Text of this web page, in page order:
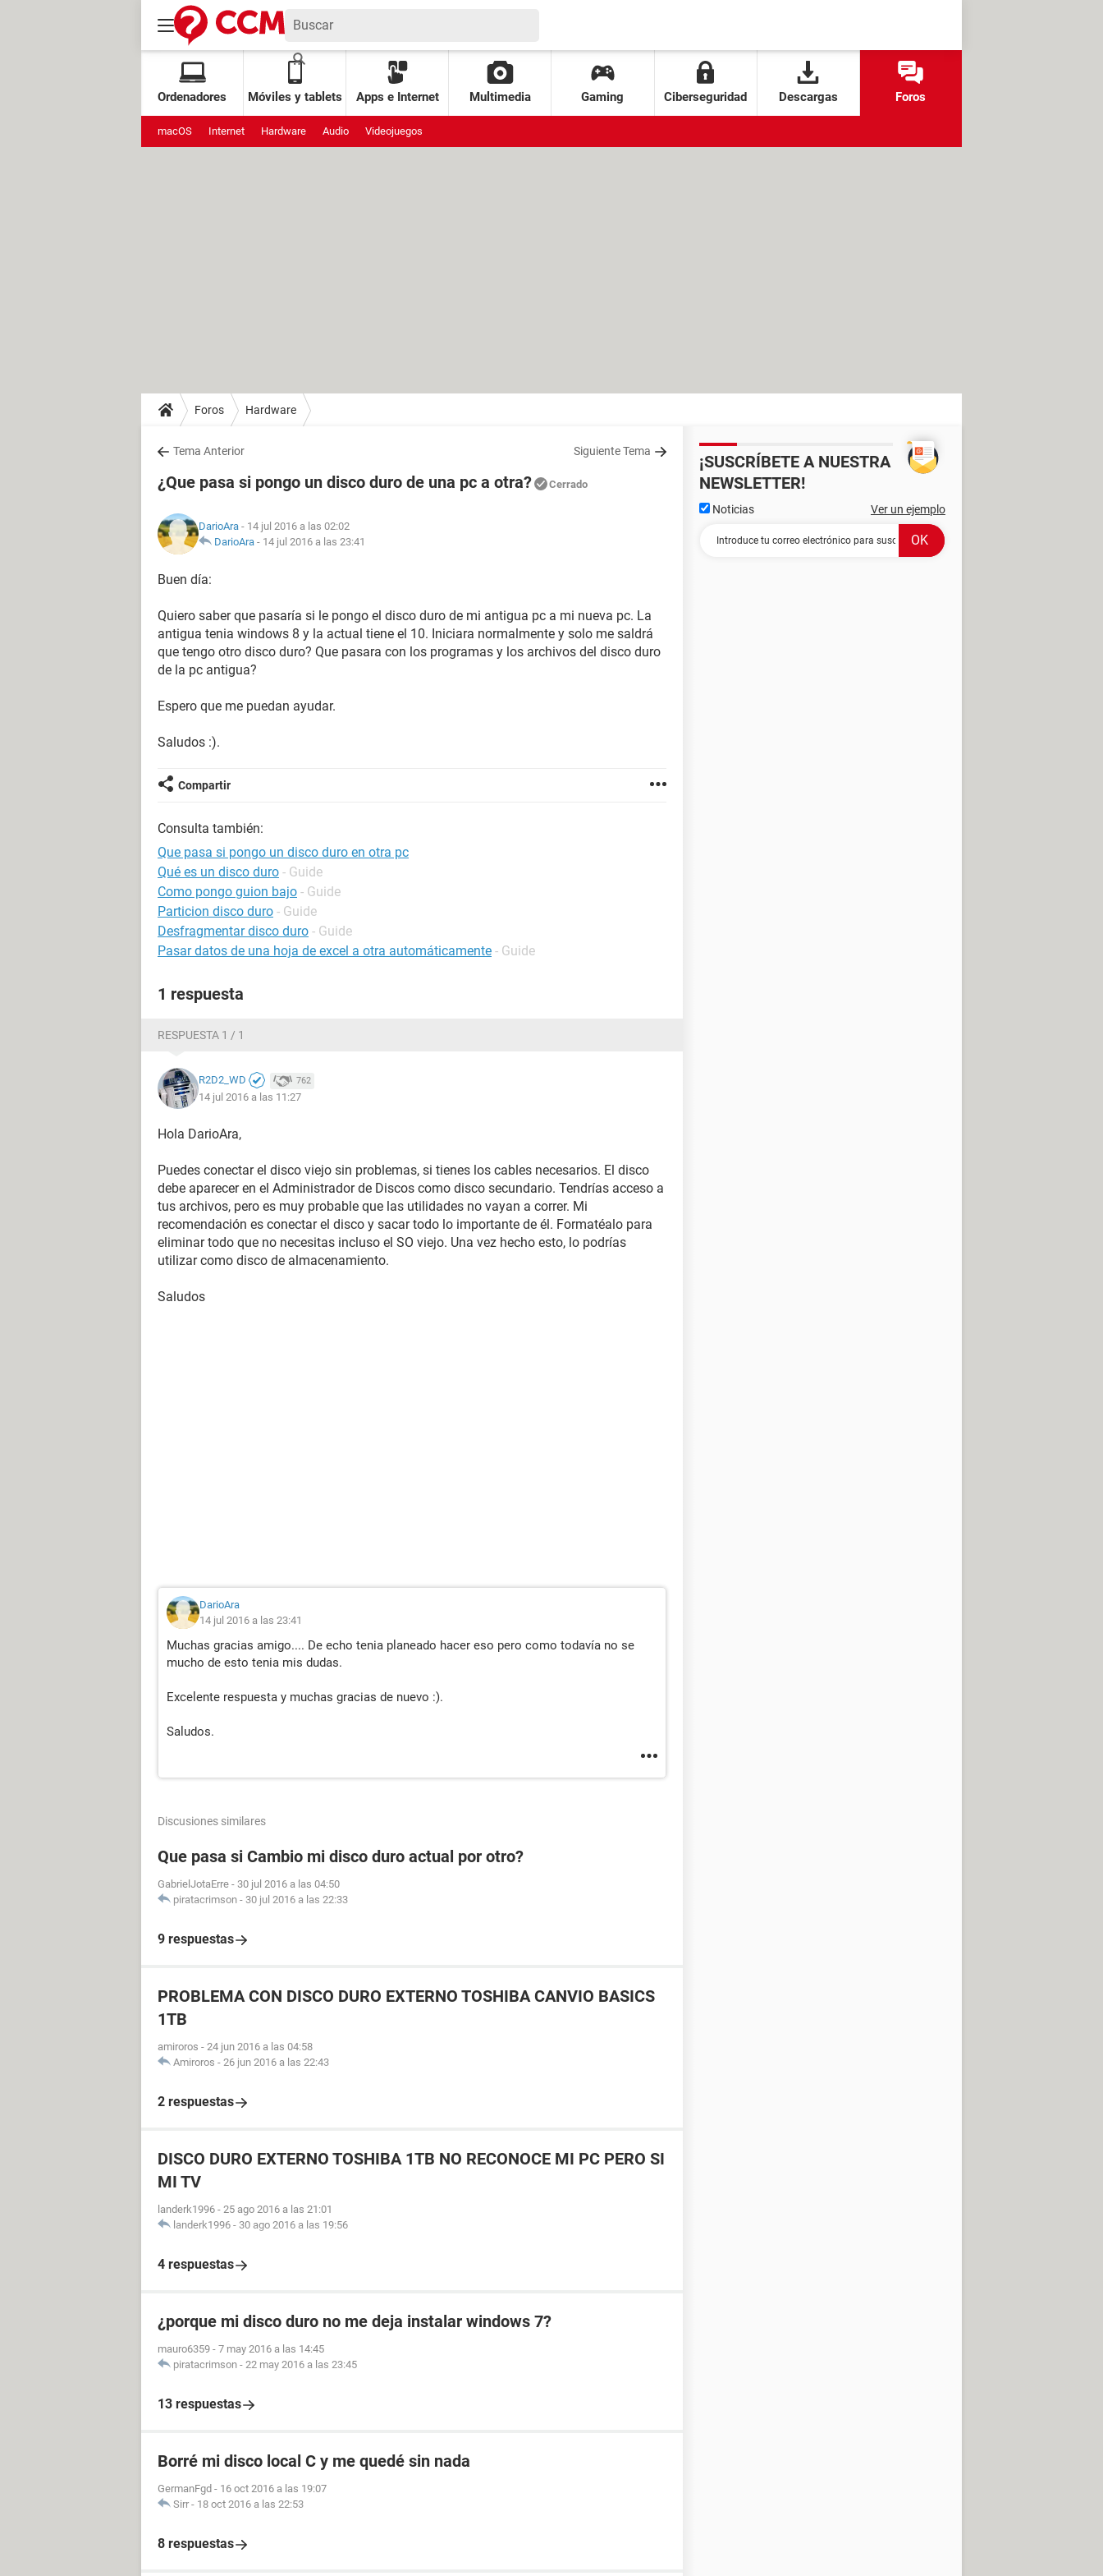
Ordenadores Móviles y tablets Apps e Internet Multimedia Gaming Ciberseguridad Descargas Foros
macOS Internet Hardware Audio Videojuegos
Foros Hardware
Tema Anterior Siguiente Tema
¿Que pasa si pongo un disco duro de una pc a otra? Cerrado
DarioAra - 14 jul 2016 a las 02:02
DarioAra - 14 jul 2016 a las 23:41
Buen día:
Quiero saber que pasaría si le pongo el disco duro de mi antigua pc a mi nueva pc. La
antigua tenia windows 8 y la actual tiene el 10. Iniciara normalmente y solo me saldrá
que tengo otro disco duro? Que pasara con los programas y los archivos del disco duro
de la pc antigua?
Espero que me puedan ayudar.
Saludos :).
Compartir
Consulta también:
Que pasa si pongo un disco duro en otra pc
Qué es un disco duro - Guide
Como pongo guion bajo - Guide
Particion disco duro - Guide
Desfragmentar disco duro - Guide
Pasar datos de una hoja de excel a otra automáticamente - Guide
1 respuesta
RESPUESTA 1 / 1
R2D2_WD 762
14 jul 2016 a las 11:27
Hola DarioAra,
Puedes conectar el disco viejo sin problemas, si tienes los cables necesarios. El disco
debe aparecer en el Administrador de Discos como disco secundario. Tendrías acceso a
tus archivos, pero es muy probable que las utilidades no vayan a correr. Mi
recomendación es conectar el disco y sacar todo lo importante de él. Formatéalo para
eliminar todo que no necesitas incluso el SO viejo. Una vez hecho esto, lo podrías
utilizar como disco de almacenamiento.
Saludos
DarioAra
14 jul 2016 a las 23:41
Muchas gracias amigo.... De echo tenia planeado hacer eso pero como todavía no se
mucho de esto tenia mis dudas.
Excelente respuesta y muchas gracias de nuevo :).
Saludos.
Discusiones similares
Que pasa si Cambio mi disco duro actual por otro?
GabrielJotaErre - 30 jul 2016 a las 04:50
piratacrimson - 30 jul 2016 a las 22:33
9 respuestas
PROBLEMA CON DISCO DURO EXTERNO TOSHIBA CANVIO BASICS
1TB
amiroros - 24 jun 2016 a las 04:58
Amiroros - 26 jun 2016 a las 22:43
2 respuestas
DISCO DURO EXTERNO TOSHIBA 1TB NO RECONOCE MI PC PERO SI
MI TV
landerk1996 - 25 ago 2016 a las 21:01
landerk1996 - 30 ago 2016 a las 19:56
4 respuestas
¿porque mi disco duro no me deja instalar windows 7?
mauro6359 - 7 may 2016 a las 14:45
piratacrimson - 22 may 2016 a las 23:45
13 respuestas
Borré mi disco local C y me quedé sin nada
GermanFgd - 16 oct 2016 a las 19:07
Sirr - 18 oct 2016 a las 22:53
8 respuestas
¡SUSCRÍBETE A NUESTRA
NEWSLETTER!
Noticias Ver un ejemplo